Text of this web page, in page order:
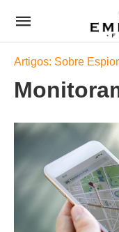
Artigos: Sobre